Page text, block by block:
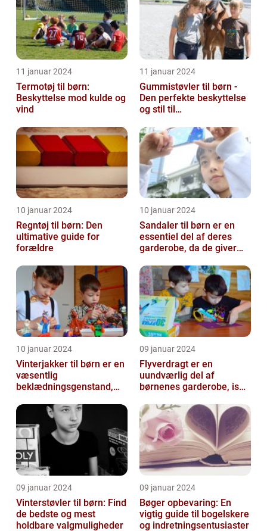
11 januar 2024
Termotøj til børn:
Beskyttelse mod kulde og
vind
11 januar 2024
Gummistøvler til børn -
Den perfekte beskyttelse
og stil til
10 januar 2024
Regntøj til børn: Den
ultimative guide for
forældre
10 januar 2024
Sandaler til børn er en
essentiel del af deres
garderobe, da de giver
der...
10 januar 2024
Vinterjakker til børn er en
væsentlig
beklædningsgenstand,
rolle i at holde...
09 januar 2024
Flyverdragt er en
uundværlig del af
børnenes garderobe, især
udendørsaktiviteter ...
09 januar 2024
Vinterstøvler til børn: Find
de bedste og mest
holdbare valgmuligheder
09 januar 2024
Bøger opbevaring: En
vigtig guide til bogelskere
og indretningsentusiaster